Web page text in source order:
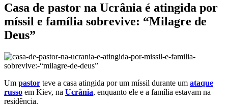
Casa de pastor na Ucrânia é atingida por
míssil e família sobrevive: “Milagre de
Deus”
Um pastor teve a casa atingida por um míssil durante um ataque
russo em Kiev, na Ucrânia, enquanto ele e a família estavam na
residência.